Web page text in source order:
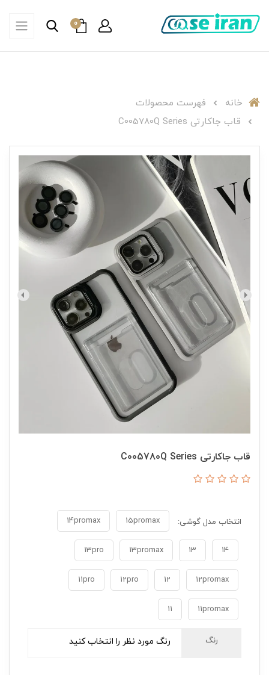
0
خانه
فهرست محصولات
قاب جاکارتی C005780Q Series
قاب جاکارتی C005780Q Series
انتخاب مدل گوشی: 15promax
14
13
13promax
13pro
12promax
12
12pro
11pro
11
رنگ رنگ مورد نظر را انتخاب کنید